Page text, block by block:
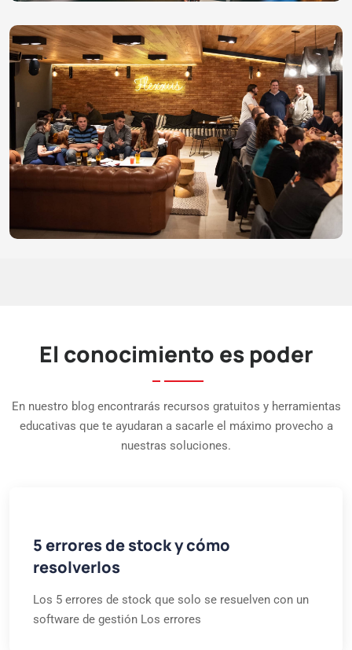
El conocimiento es poder
En nuestro blog encontrarás recursos gratuitos y herramientas
educativas que te ayudaran a sacarle el máximo provecho a
nuestras soluciones.
5 errores de stock y cómo
resolverlos
Los 5 errores de stock que solo se resuelven con un
software de gestión Los errores